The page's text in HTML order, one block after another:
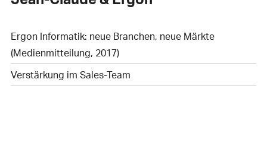
Ergon Informatik: neue Branchen, neue Märkte
(Medienmitteilung, 2017)
Verstärkung im Sales-Team